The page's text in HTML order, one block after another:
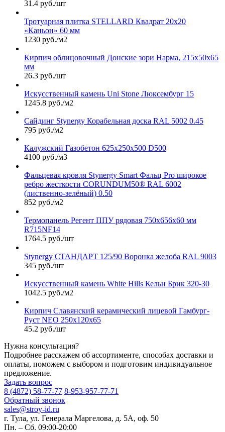
31.4 руб./шт
Тротуарная плитка STELLARD Квадрат 20х20
«Каньон» 60 мм
1230 руб./м2
Кирпич облицовочный Донские зори Нарма, 215х50х65
мм
26.3 руб./шт
Искусственный камень Uni Stone Люксембург 15
1245.8 руб./м2
Сайдинг Stynergy Корабельная доска RAL 5002 0.45
795 руб./м2
Калужский Газобетон 625х250х500 D500
4100 руб./м3
Фальцевая кровля Stynergy Smart Фальц Pro широкое
ребро жесткости CORUNDUM50® RAL 6002
(лиственно-зелёный) 0.50
852 руб./м2
Термопанель Регент ППУ рядовая 750х656х60 мм
R715NF14
1764.5 руб./шт
Stynergy СТАНДАРТ 125/90 Воронка желоба RAL 9003
345 руб./шт
Искусственный камень White Hills Кельн Брик 320-30
1042.5 руб./м2
Кирпич Славянский керамический лицевой Гамбург-
Руст NEO 250х120х65
45.2 руб./шт
Нужна консультация?
Подробнее расскажем об ассортименте, способах доставки и
оплаты, поможем с выбором и подготовим индивидуальное
предложение.
Задать вопрос
8 (4872) 58-77-77 8-953-957-77-71
Обратный звонок
sales@stroy-id.ru
г. Тула, ул. Генерала Маргелова, д. 5А, оф. 50
Пн. – Cб. 09:00-20:00